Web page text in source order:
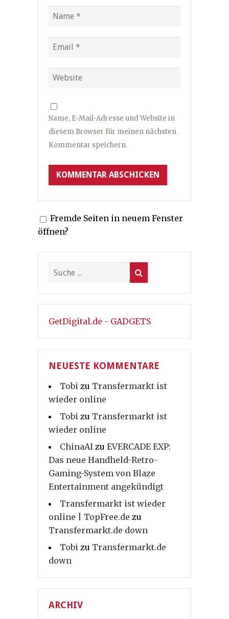
Name, E-Mail-Adresse und Website in
diesem Browser für meinen nächsten
Kommentar speichern.
Fremde Seiten in neuem Fenster
öffnen?
GetDigital.de - GADGETS
NEUESTE KOMMENTARE
Tobi zu Transfermarkt ist
wieder online
Tobi zu Transfermarkt ist
wieder online
ChinaAI zu EVERCADE EXP:
Das neue Handheld-Retro-
Gaming-System von Blaze
Entertainment angekündigt
Transfermarkt ist wieder
online | TopFree.de zu
Transfermarkt.de down
Tobi zu Transfermarkt.de
down
ARCHIV